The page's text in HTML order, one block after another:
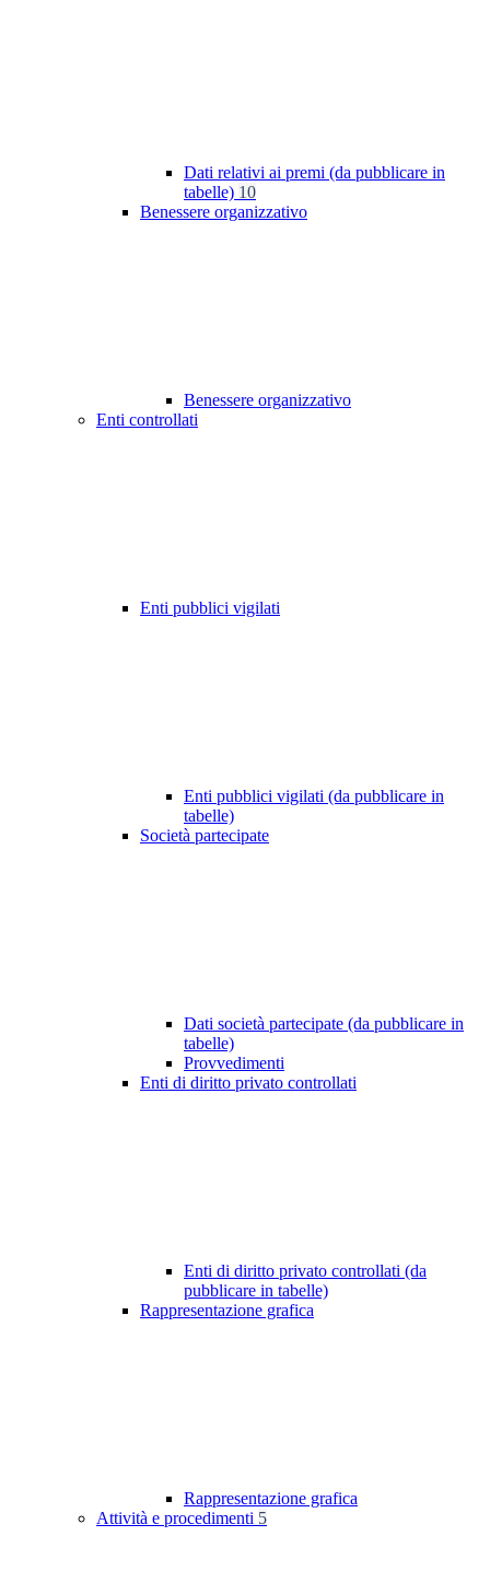
Dati relativi ai premi (da pubblicare in
tabelle) 10
Benessere organizzativo
Benessere organizzativo
Enti controllati
Enti pubblici vigilati
Enti pubblici vigilati (da pubblicare in
tabelle)
Società partecipate
Dati società partecipate (da pubblicare in
tabelle)
Provvedimenti
Enti di diritto privato controllati
Enti di diritto privato controllati (da
pubblicare in tabelle)
Rappresentazione grafica
Rappresentazione grafica
Attività e procedimenti 5